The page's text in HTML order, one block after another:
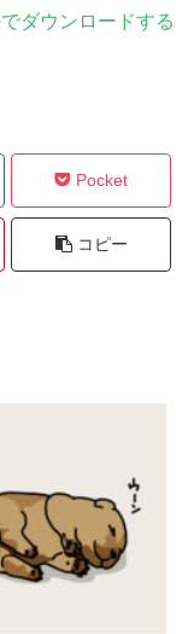
ダウンロードする
Pocket
コピー